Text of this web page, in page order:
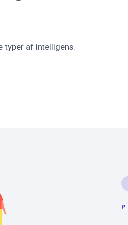
typer af intelligens.